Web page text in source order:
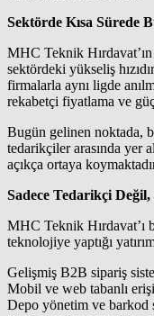
Sektörde Kısa Sürede
MHC Teknik
sektördeki yükseliş
firmalarla aynı ligde
rekabetçi fiyatlama ve
Bugün gelinen noktada,
tedarikçiler arasında yer
açıkça ortaya
Sadece Tedarikçi
MHC Teknik Hırdavat’ı
teknolojiye yaptığı
Gelişmiş B2B sipariş
Mobil ve web tabanlı
Depo yönetim ve barkod